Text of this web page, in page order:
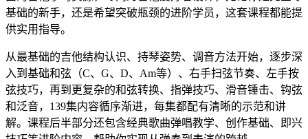
基础的新手，还是希望突破瓶颈的进阶学员，这套课程都能提
供实用指导。
从最基础的吉他结构认识、持琴姿势、调音方法开始，逐步深
入到基础和弦（C、G、D、Am等）、右手扫弦节奏、左手按
弦技巧，再到更复杂的和弦转换、指弹技巧、滑音锤击、钩弦
和泛音，139集内容循序渐进，每集都配有清晰的示范和讲
解。课程后半部分还包含经典歌曲弹唱教学、创作基础、即兴